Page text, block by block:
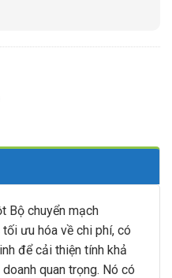
Bộ chuyển mạch
ưu hóa về chi phí, có
để cải thiện tính khả
quan trọng. Nó có